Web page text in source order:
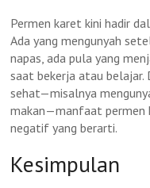
Permen karet kini hadir
Ada yang mengunyah
napas, ada pula yang
saat bekerja atau belajar.
sehat—misalnya
makan—manfaat
negatif yang berarti.
Kesimpulan